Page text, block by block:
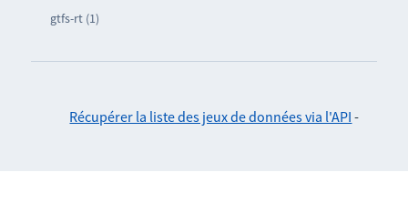
gtfs-rt (1)
Récupérer la liste des jeux de données via l'API -